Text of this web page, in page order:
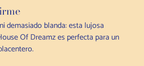
demasiado blanda: esta lujosa
Of Dreamz es perfecta para un